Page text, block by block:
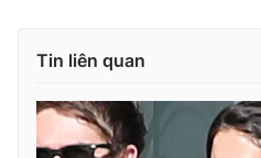
Tin liên quan